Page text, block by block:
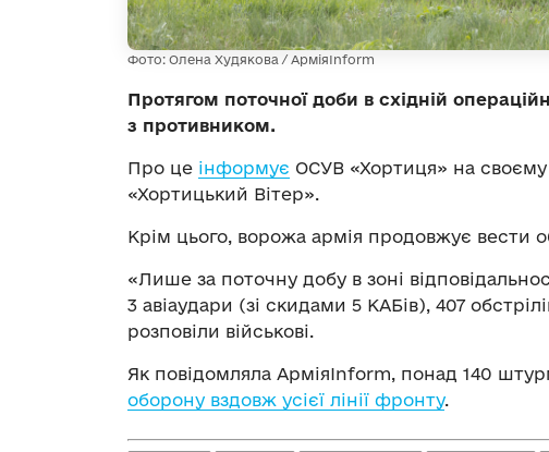
Фото: Олена Худякова / АрміяInform
Протягом поточної доби в східній
з противником.
Про це інформує ОСУВ «Хортиця» на
«Хортицький Вітер».
Крім цього, ворожа армія продовжує вести
«Лише за поточну добу в зоні
3 авіаудари (зі скидами 5 КАБів), 407
розповіли військові.
Як повідомляла АрміяInform, понад 140
оборону вздовж усієї лінії фронту.